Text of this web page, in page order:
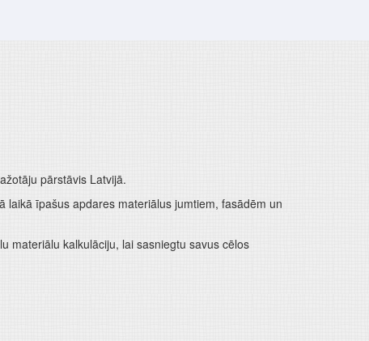
pārstāvis Latvijā.
īpašus apdares materiālus jumtiem, fasādēm un
materiālu kalkulāciju, lai sasniegtu savus cēlos